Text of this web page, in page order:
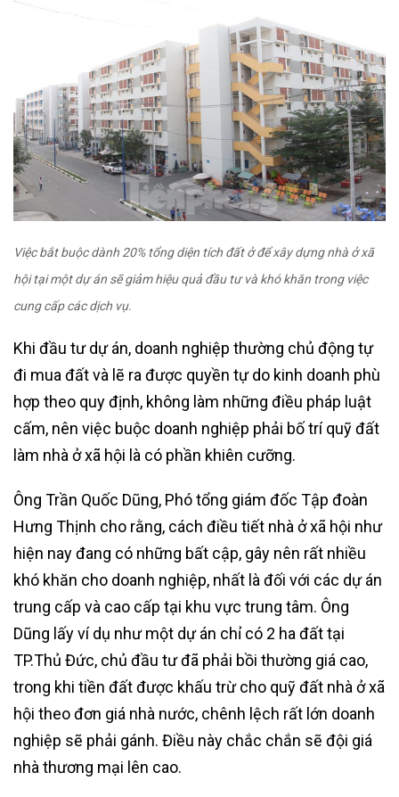
Việc bắt buộc dành 20% tổng diện tích đất ở để xây dựng nhà ở xã
hội tại một dự án sẽ giảm hiệu quả đầu tư và khó khăn trong việc
cung cấp các dịch vụ.
Khi đầu tư dự án, doanh nghiệp thường chủ động tự
đi mua đất và lẽ ra được quyền tự do kinh doanh phù
hợp theo quy định, không làm những điều pháp luật
cấm, nên việc buộc doanh nghiệp phải bố trí quỹ đất
làm nhà ở xã hội là có phần khiên cưỡng.
Ông Trần Quốc Dũng, Phó tổng giám đốc Tập đoàn
Hưng Thịnh cho rằng, cách điều tiết nhà ở xã hội như
hiện nay đang có những bất cập, gây nên rất nhiều
khó khăn cho doanh nghiệp, nhất là đối với các dự án
trung cấp và cao cấp tại khu vực trung tâm. Ông
Dũng lấy ví dụ như một dự án chỉ có 2 ha đất tại
TP.Thủ Đức, chủ đầu tư đã phải bồi thường giá cao,
trong khi tiền đất được khấu trừ cho quỹ đất nhà ở xã
hội theo đơn giá nhà nước, chênh lệch rất lớn doanh
nghiệp sẽ phải gánh. Điều này chắc chắn sẽ đội giá
nhà thương mại lên cao.